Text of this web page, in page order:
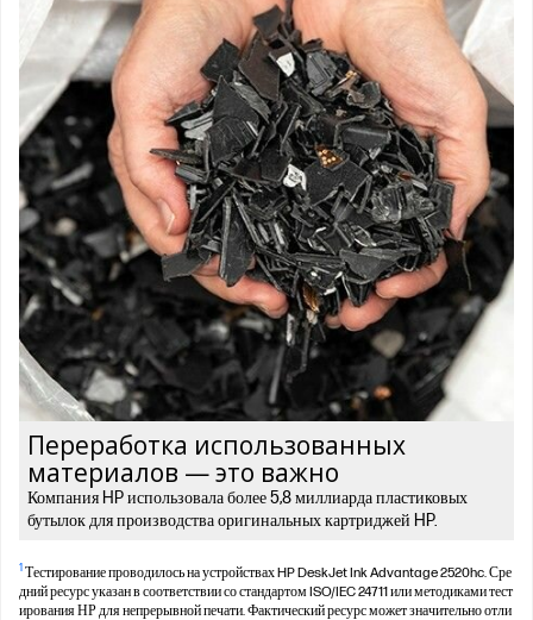
Переработка использованных
материалов — это важно
Компания HP использовала более 5,8 миллиарда пластиковых
бутылок для производства оригинальных картриджей HP.
1Тестирование проводилось на устройствах HP DeskJet Ink Advantage 2520hc. Сре
дний ресурс указан в соответствии со стандартом ISO/IEC 24711 или методиками тест
ирования НР для непрерывной печати. Фактический ресурс может значительно отли